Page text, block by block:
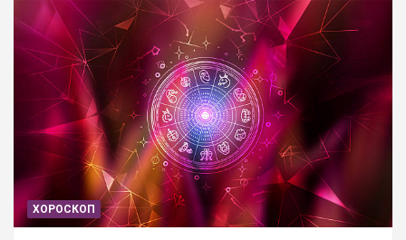
ХОРОСКОП